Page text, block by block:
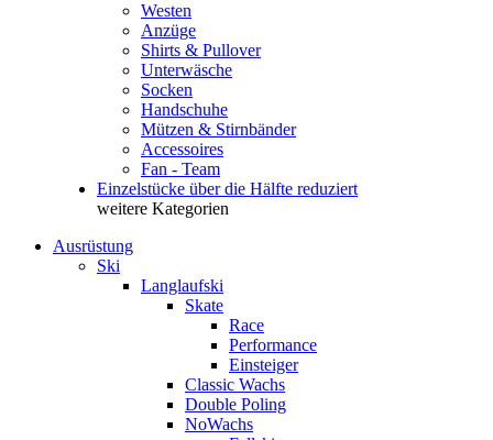
Westen
Anzüge
Shirts & Pullover
Unterwäsche
Socken
Handschuhe
Mützen & Stirnbänder
Accessoires
Fan - Team
Einzelstücke über die Hälfte reduziert
weitere Kategorien
Ausrüstung
Ski
Langlaufski
Skate
Race
Performance
Einsteiger
Classic Wachs
Double Poling
NoWachs